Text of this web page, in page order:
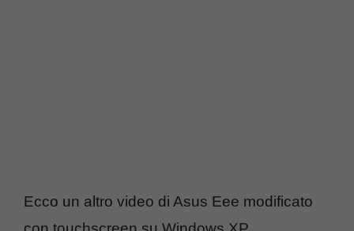
Ecco un altro video di Asus Eee modificato